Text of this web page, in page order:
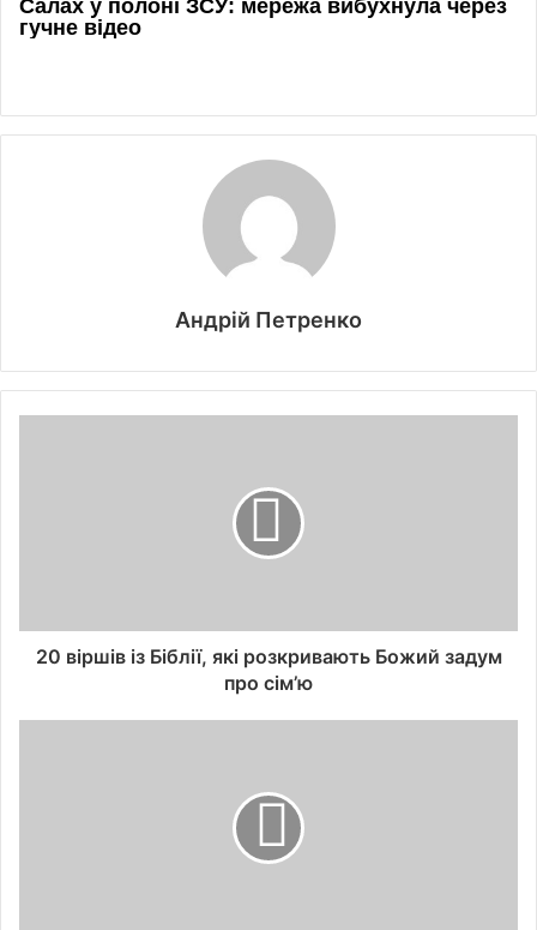
Андрій Петренко
20 віршів із Біблії, які розкривають Божий задум
про сім’ю